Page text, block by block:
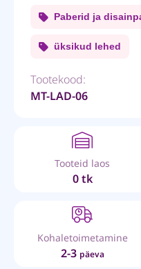
Paberid ja
üksikud lehed
Tootekood:
MT-LAD-06
Tooteid laos
0 tk
Kohaletoimetamine
2-3 päeva